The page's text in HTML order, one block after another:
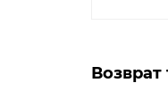
Возврат